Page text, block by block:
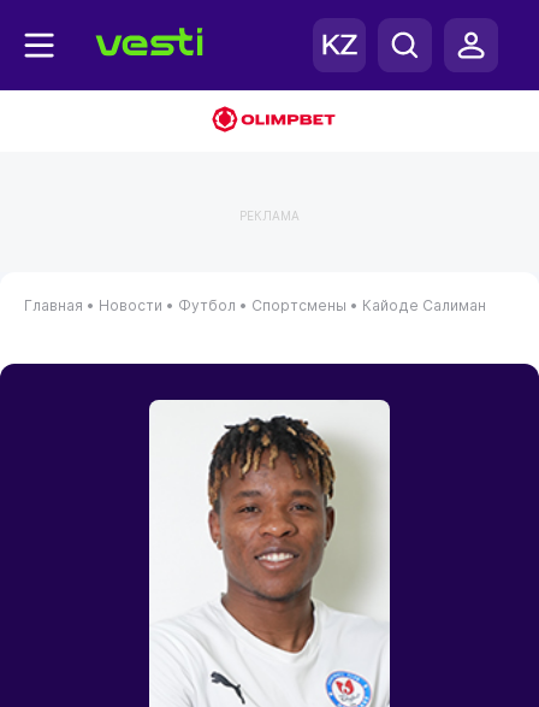
РЕКЛАМА
Главная • Новости • Футбол • Спортсмены • Кайоде Салиман